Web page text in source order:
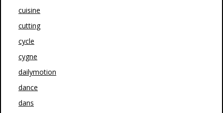
cuisine
cutting
cycle
cygne
dailymotion
dance
dans